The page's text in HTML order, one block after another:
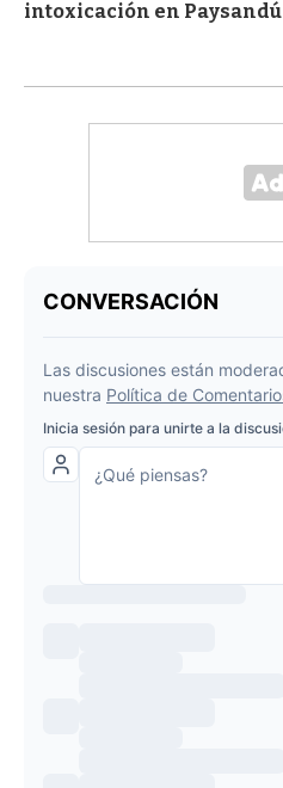
intoxicación en Paysandú